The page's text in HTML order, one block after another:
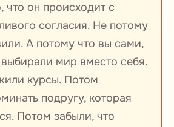
что он происходит с
согласия. Не потому
А потому что вы сами,
мир вместо себя.
курсы. Потом
подругу, которая
Потом забыли, что